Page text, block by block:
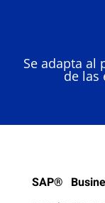
Se adapta al
de las
SAP®